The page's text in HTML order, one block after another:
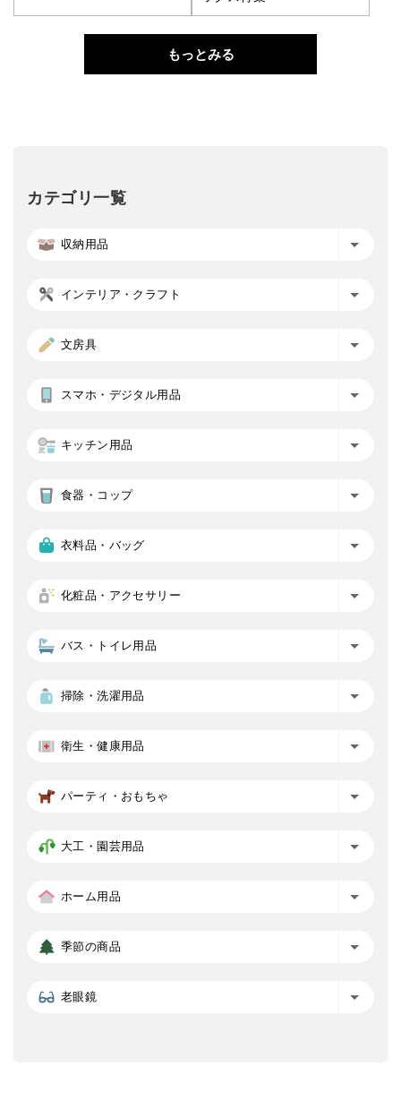
もっとみる
カテゴリ一覧
収納用品
インテリア・クラフト
文房具
スマホ・デジタル用品
キッチン用品
食器・コップ
衣料品・バッグ
化粧品・アクセサリー
バス・トイレ用品
掃除・洗濯用品
衛生・健康用品
パーティ・おもちゃ
大工・園芸用品
ホーム用品
季節の商品
老眼鏡